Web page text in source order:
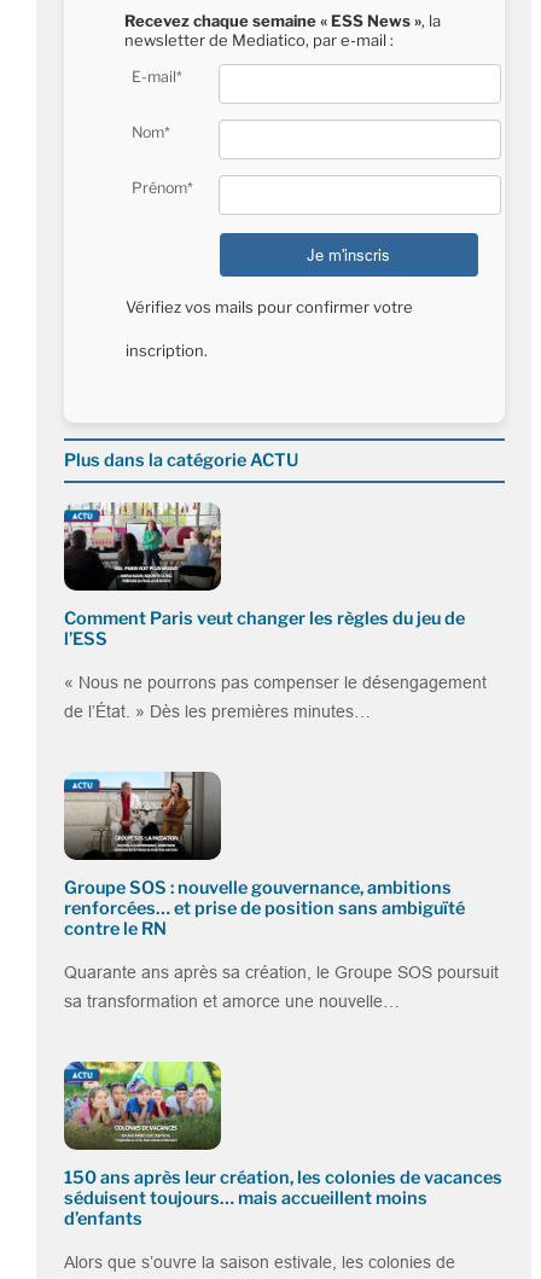
Recevez chaque semaine « ESS News », la
newsletter de Mediatico, par e-mail :
E-mail*
Nom*
Prénom*
Vérifiez vos mails pour confirmer votre
inscription.
Plus dans la catégorie ACTU
Comment Paris veut changer les règles du jeu de
l’ESS
« Nous ne pourrons pas compenser le désengagement
de l’État. » Dès les premières minutes…
Groupe SOS : nouvelle gouvernance, ambitions
renforcées… et prise de position sans ambiguïté
contre le RN
Quarante ans après sa création, le Groupe SOS poursuit
sa transformation et amorce une nouvelle…
150 ans après leur création, les colonies de vacances
séduisent toujours… mais accueillent moins
d’enfants
Alors que s’ouvre la saison estivale, les colonies de